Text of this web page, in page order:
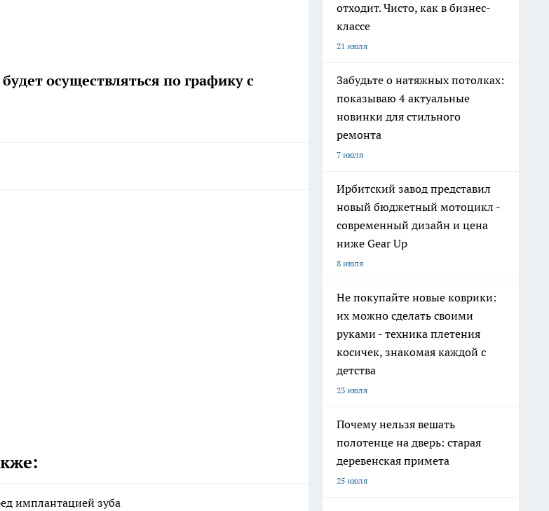
осуществляться по графику с
имплантацией зуба
отходит. Чисто, как в бизнес-
классе
21 июля
Забудьте о натяжных потолках:
показываю 4 актуальные
новинки для стильного
ремонта
7 июля
Ирбитский завод представил
новый бюджетный мотоцикл -
современный дизайн и цена
ниже Gear Up
8 июля
Не покупайте новые коврики:
их можно сделать своими
руками - техника плетения
косичек, знакомая каждой с
детства
23 июля
Почему нельзя вешать
полотенце на дверь: старая
деревенская примета
25 июля